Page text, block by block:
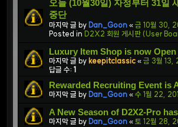
오늘 (10월30일) 자정부터 31일
중단
마지막 글 by Dan_Goon « 금 10월 30,
Posted in D2X2 회원 게시판 (User
Luxury Item Shop is now Open
마지막 글 by keepitclassic « 금 3월 13,
답글 수: 1
Rewarded Recruiting Event is
마지막 글 by Dan_Goon « 수 1월 22,
A New Season of D2X2-Pro
마지막 글 by Dan_Goon « 토 12월 28,